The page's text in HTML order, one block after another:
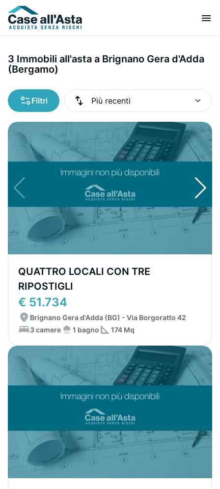
3 Immobili all'asta a Brignano Gera d'Adda
(Bergamo)
Filtri
QUATTRO LOCALI CON TRE
RIPOSTIGLI
€ 51.734
Brignano Gera d'Adda (BG) - Via Borgoratto 42
3 camere
1 bagno 174 Mq